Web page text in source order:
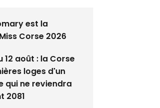
est la
Corse 2026
12 août : la Corse
loges d'un
qui ne reviendra
2081